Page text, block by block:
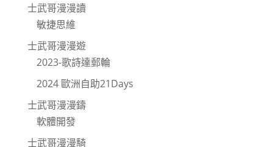
士武哥漫漫讀
敏捷思維
士武哥漫漫遊
2023-歌詩達郵輪
2024 歐洲自助21Days
士武哥漫漫鑄
軟體開發
士武哥漫漫騎